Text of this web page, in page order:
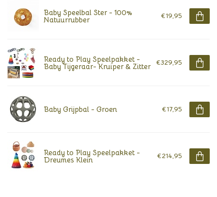
Baby Speelbal Ster - 100%
Natuurrubber €19,95
Ready to Play Speelpakket -
Baby Tijgeraar- Kruiper & Zitter €329,95
Baby Grijpbal - Groen €17,95
Ready to Play Speelpakket -
Dreumes Klein €214,95